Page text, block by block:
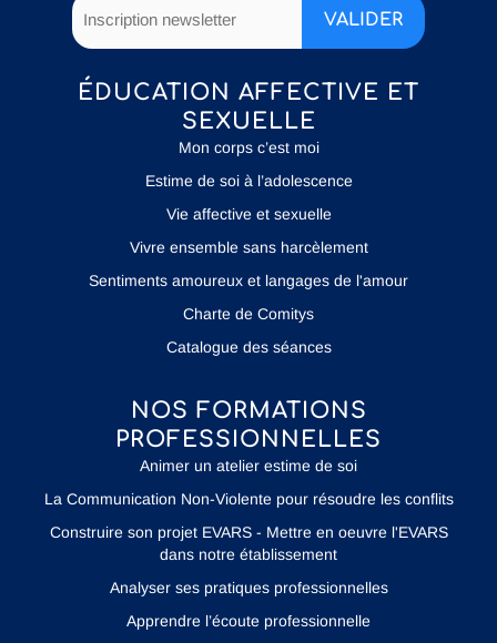
ÉDUCATION AFFECTIVE ET
SEXUELLE
Mon corps c’est moi
Estime de soi à l’adolescence
Vie affective et sexuelle
Vivre ensemble sans harcèlement
Sentiments amoureux et langages de l'amour
Charte de Comitys
Catalogue des séances
NOS FORMATIONS
PROFESSIONNELLES
Animer un atelier estime de soi
La Communication Non-Violente pour résoudre les conflits
Construire son projet EVARS - Mettre en oeuvre l'EVARS
dans notre établissement
Analyser ses pratiques professionnelles
Apprendre l’écoute professionnelle